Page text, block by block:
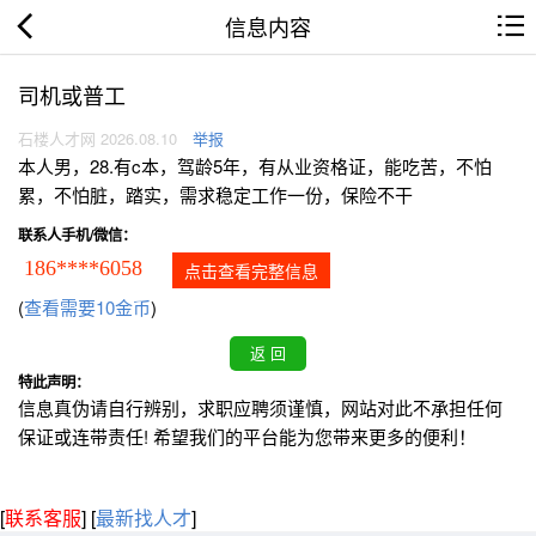
信息内容
司机或普工
石楼人才网 2026.08.10 举报
本人男，28.有c本，驾龄5年，有从业资格证，能吃苦，不怕
累，不怕脏，踏实，需求稳定工作一份，保险不干
联系人手机/微信：
186****6058 点击查看完整信息
(查看需要10金币)
特此声明：
信息真伪请自行辨别，求职应聘须谨慎，网站对此不承担任何
保证或连带责任! 希望我们的平台能为您带来更多的便利！
[联系客服] [最新找人才]